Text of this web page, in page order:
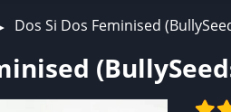
Dos Si Dos Feminised